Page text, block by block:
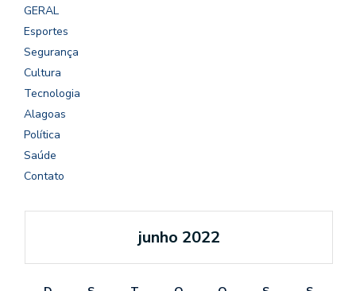
GERAL
Esportes
Segurança
Cultura
Tecnologia
Alagoas
Política
Saúde
Contato
junho 2022